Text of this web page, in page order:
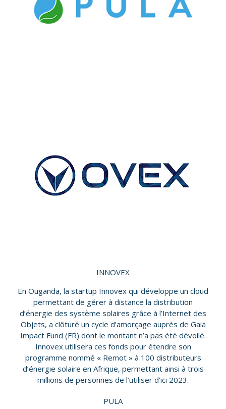
INNOVEX
En Ouganda, la startup Innovex qui développe un cloud
permettant de gérer à distance la distribution
d’énergie des système solaires grâce à l’Internet des
Objets, a clôturé un cycle d’amorçage auprès de Gaia
Impact Fund (FR) dont le montant n’a pas été dévoilé.
Innovex utilisera ces fonds pour étendre son
programme nommé « Remot » à 100 distributeurs
d’énergie solaire en Afrique, permettant ainsi à trois
millions de personnes de l’utiliser d’ici 2023.
PULA